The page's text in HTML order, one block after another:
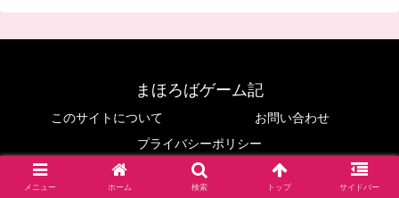
まほろばゲーム記
このサイトについて
お問い合わせ
プライバシーポリシー
© 2020 まほろばゲーム記.
メニュー ホーム 検索 トップ サイドバー